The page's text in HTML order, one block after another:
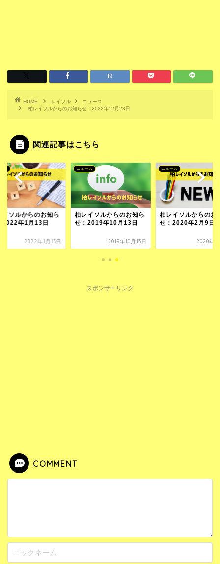
HOME レイソル
ニュース
柏レイソルからのお知らせ：2022年12月23日
関連記事はこちら
イソルからのお知ら
2022年1月13日
2022年1月13日
ニュース
柏レイソルからのお知ら
せ：2019年10月13日
2019年10月13日
ニュース
柏レイソルからのお
せ：2020年2月9日
2020年2
スポンサーリンク
COMMENT